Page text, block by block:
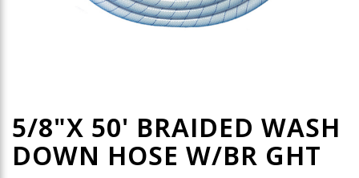
5/8"X 50' BRAIDED WASH
DOWN HOSE W/BR GHT